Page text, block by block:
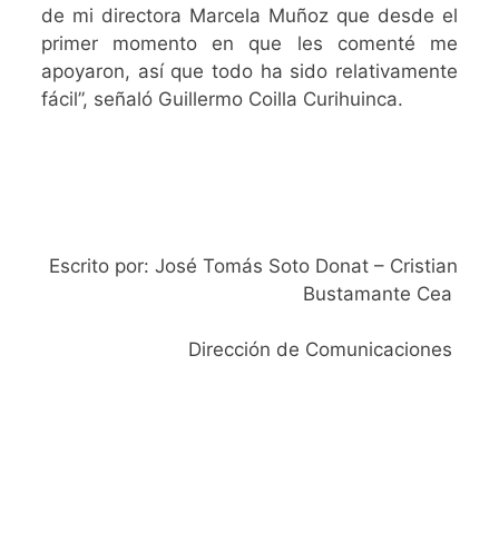
de mi directora Marcela Muñoz que desde el
primer momento en que les comenté me
apoyaron, así que todo ha sido relativamente
fácil”, señaló Guillermo Coilla Curihuinca.
Escrito por: José Tomás Soto Donat – Cristian
Bustamante Cea
Dirección de Comunicaciones